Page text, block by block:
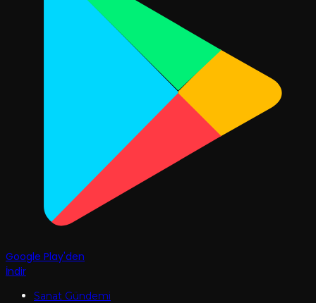
Google Play'den
İndir
Sanat Gündemi